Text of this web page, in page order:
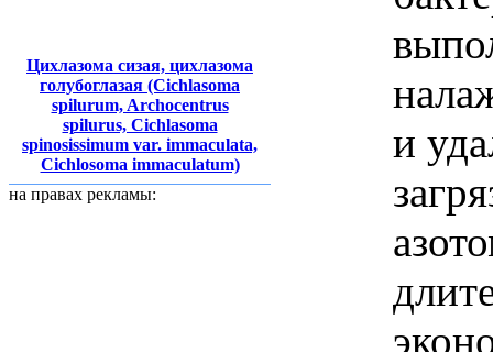
Цихлазома сизая, цихлазома
голубоглазая (Cichlasoma
spilurum, Archocentrus
spilurus, Cichlasoma
spinosissimum var. immaculata,
Cichlosoma immaculatum)
на правах рекламы:
и